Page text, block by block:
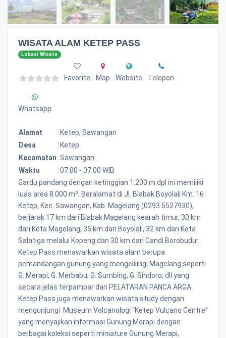
WISATA ALAM KETEP PASS
Lokasi Wisata
Favorite Map Website Telepon
Whatsapp
Alamat : Ketep, Sawangan
Desa
: Ketep
Kecamatan : Sawangan
Waktu
:07:00 - 07:00 WIB
Gardu pandang dengan ketinggian 1.200 m dpl ini memiliki
luas area 8.000 m². Beralamat di Jl. Blabak Boyolali Km. 16
Ketep, Kec. Sawangan, Kab. Magelang (0293 5527930),
berjarak 17 km dari Blabak Magelang kearah timur, 30 km
dari Kota Magelang, 35 km dari Boyolali, 32 km dari Kota
Salatiga melalui Kopeng dan 30 km dari Candi Borobudur.
Ketep Pass menawarkan wisata alam berupa
pemandangan gunung yang mengelilingi Magelang seperti
G. Merapi, G. Merbabu, G. Sumbing, G. Sindoro, dll yang
secara jelas terpampar dari PELATARAN PANCA ARGA.
Ketep Pass juga menawarkan wisata study dengan
mengunjungi Museum Volcanologi “Ketep Vulcano Centre”
yang menyajikan informasi Gunung Merapi dengan
berbagai koleksi seperti miniature Gunung Merapi,